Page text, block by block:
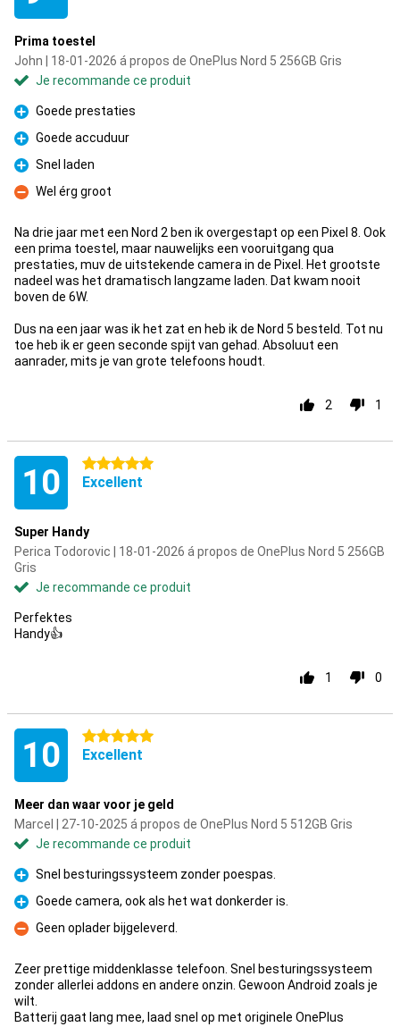
Prima toestel
John | 18-01-2026 á propos de OnePlus Nord 5 256GB Gris
Je recommande ce produit
Pour
Goede prestaties
Pour
Goede accuduur
Pour
Snel laden
Contre
Wel érg groot
Na drie jaar met een Nord 2 ben ik overgestapt op een Pixel 8. Ook
een prima toestel, maar nauwelijks een vooruitgang qua
prestaties, muv de uitstekende camera in de Pixel. Het grootste
nadeel was het dramatisch langzame laden. Dat kwam nooit
boven de 6W.
Dus na een jaar was ik het zat en heb ik de Nord 5 besteld. Tot nu
toe heb ik er geen seconde spijt van gehad. Absoluut een
aanrader, mits je van grote telefoons houdt.
2 1
10 5 étoiles
Excellent
Super Handy
Perica Todorovic | 18-01-2026 á propos de OnePlus Nord 5 256GB
Gris
Je recommande ce produit
Perfektes
Handy👍
1 0
10 5 étoiles
Excellent
Meer dan waar voor je geld
Marcel | 27-10-2025 á propos de OnePlus Nord 5 512GB Gris
Je recommande ce produit
Pour
Snel besturingssysteem zonder poespas.
Pour
Goede camera, ook als het wat donkerder is.
Contre
Geen oplader bijgeleverd.
Zeer prettige middenklasse telefoon. Snel besturingssysteem
zonder allerlei addons en andere onzin. Gewoon Android zoals je
wilt.
Batterij gaat lang mee, laad snel op met originele OnePlus